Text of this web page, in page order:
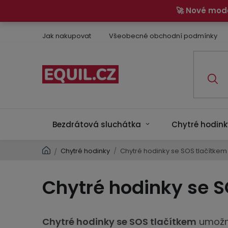
🚀 Nové
Jak nakupovat Všeobecné obchodní podmínky
Bezdrátová sluchátka Chytré
Domů
/ Chytré hodinky / Chytré hodinky se SOS tlačítkem
Chytré hodinky se
Chytré hodinky se SOS tlačítkem